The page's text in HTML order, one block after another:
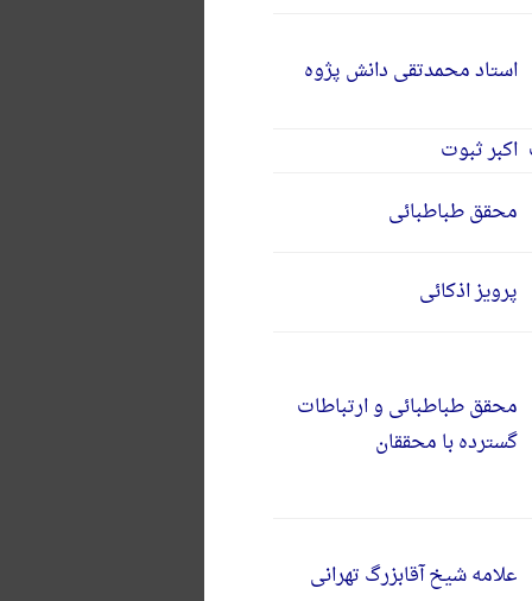
استاد محمدتقی دانش پژوه
اکبر ثبوت
محقق طباطبائی
پرویز اذکائی
محقق طباطبائی و ارتباطات
گسترده با محققان
علامه شیخ آقابزرگ تهرانی